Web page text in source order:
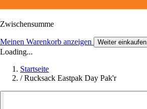
Zwischensumme
Meinen Warenkorb anzeigen Weiter einkaufen
Loading...
Startseite
/ Rucksack Eastpak Day Pak'r